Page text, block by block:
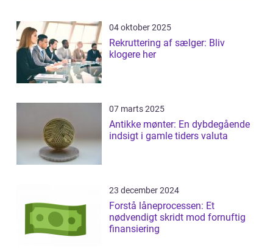
04 oktober 2025
Rekruttering af sælger: Bliv
klogere her
07 marts 2025
Antikke mønter: En dybdegående
indsigt i gamle tiders valuta
23 december 2024
Forstå låneprocessen: Et
nødvendigt skridt mod fornuftig
finansiering